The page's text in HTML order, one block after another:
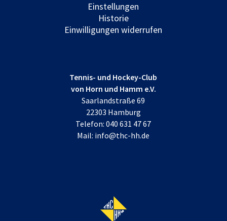
Einstellungen
Historie
Einwilligungen widerrufen
Tennis- und Hockey-Club
von Horn und Hamm e.V.
Saarlandstraße 69
22303 Hamburg
Telefon:040 631 47 67
Mail: info@thc-hh.de